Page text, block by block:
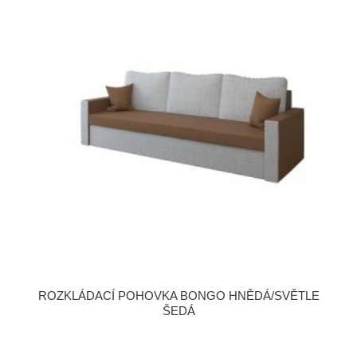
ROZKLÁDACÍ POHOVKA BONGO HNĚDÁ/SVĚTLE
ŠEDÁ